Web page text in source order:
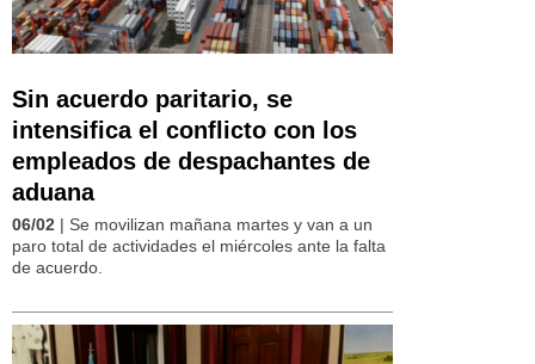
Sin acuerdo paritario, se
intensifica el conflicto con los
empleados de despachantes de
aduana
06/02 | Se movilizan mañana martes y van a un
paro total de actividades el miércoles ante la falta
de acuerdo.